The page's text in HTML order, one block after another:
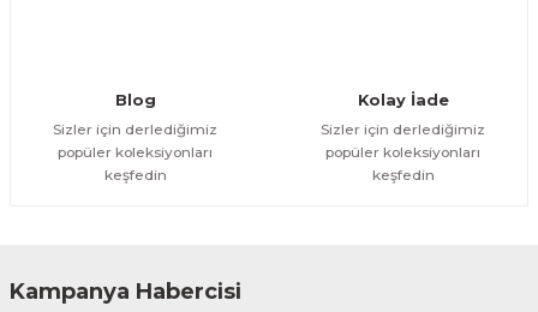
Blog
Sizler için derlediğimiz
popüler koleksiyonları
keşfedin
Kolay İade
Sizler için derlediğimiz
popüler koleksiyonları
keşfedin
Kampanya Habercisi